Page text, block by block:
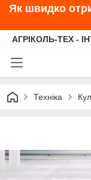
Як швидко
АГРІКОЛЬ-ТЕХ -
Техніка